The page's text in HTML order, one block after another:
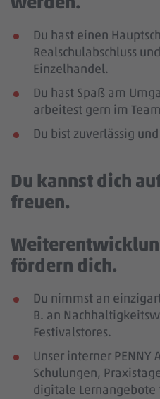
Du hast einen
Realschulabschluss
Einzelhandel.
Du hast Spaß am
arbeitest gern im
Du bist zuverlässig
Du kannst dich
freuen.
fördern dich.
Du nimmst an
B. an
Festivalstores.
Unser interner
Schulungen,
digitale Lernangebote